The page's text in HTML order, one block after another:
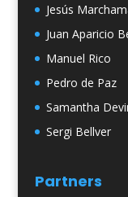
Jesús
Juan Aparicio
Manuel Rico
Pedro de Paz
Samantha
Sergi Bellver
Partners